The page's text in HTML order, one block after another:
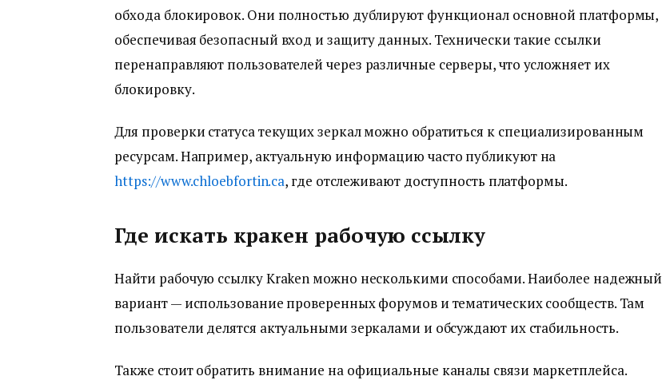
обхода блокировок. Они полностью дублируют функционал основной платформы,
обеспечивая безопасный вход и защиту данных. Технически такие ссылки
перенаправляют пользователей через различные серверы, что усложняет их
блокировку.
Для проверки статуса текущих зеркал можно обратиться к специализированным
ресурсам. Например, актуальную информацию часто публикуют на
https://www.chloebfortin.ca, где отслеживают доступность платформы.
Где искать кракен рабочую ссылку
Найти рабочую ссылку Kraken можно несколькими способами. Наиболее надежный
вариант — использование проверенных форумов и тематических сообществ. Там
пользователи делятся актуальными зеркалами и обсуждают их стабильность.
Также стоит обратить внимание на официальные каналы связи маркетплейса.